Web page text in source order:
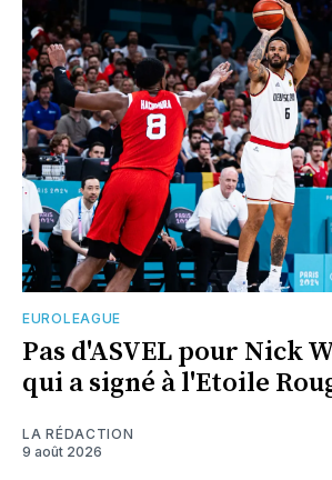
EUROLEAGUE
Pas d'ASVEL pour Nick
qui a signé à l'Etoile
LA RÉDACTION
9 août 2026